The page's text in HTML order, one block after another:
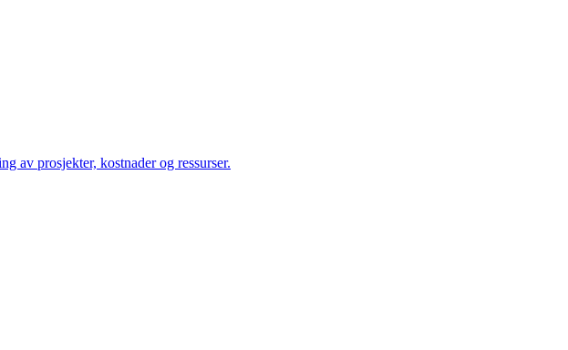
av prosjekter, kostnader og ressurser.